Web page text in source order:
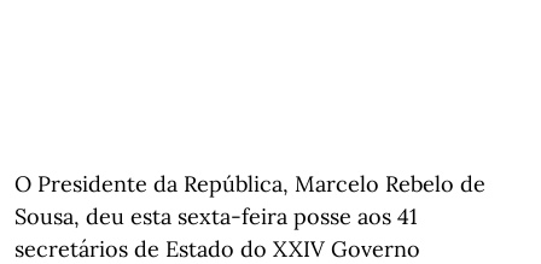
O Presidente da República, Marcelo Rebelo de
Sousa, deu esta sexta-feira posse aos 41
secretários de Estado do XXIV Governo